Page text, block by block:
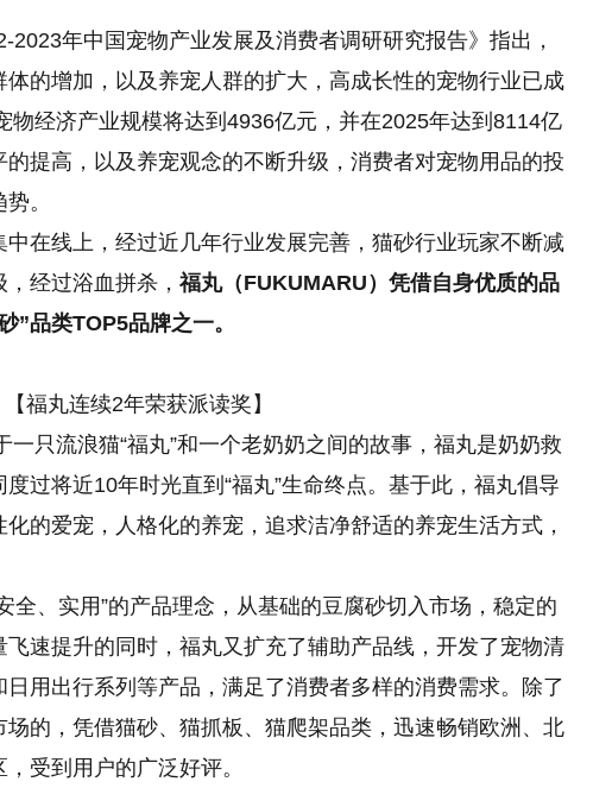
2023年中国宠物产业发展及消费者调研研究报告》指出，
的增加，以及养宠人群的扩大，高成长性的宠物行业已成
物经济产业规模将达到4936亿元，并在2025年达到8114亿
提高，以及养宠观念的不断升级，消费者对宠物用品的投
。
在线上，经过近几年行业发展完善，猫砂行业玩家不断减
经过浴血拼杀， 福丸（FUKUMARU）凭借自身优质的品
”品类TOP5品牌之一。
【福丸连续2年荣获派读奖】
只流浪猫“福丸”和一个老奶奶之间的故事，福丸是奶奶救
过将近10年时光直到“福丸”生命终点。基于此，福丸倡导
的爱宠，人格化的养宠，追求洁净舒适的养宠生活方式，
全、实用”的产品理念，从基础的豆腐砂切入市场，稳定的
速提升的同时，福丸又扩充了辅助产品线，开发了宠物清
用出行系列等产品，满足了消费者多样的消费需求。除了
的，凭借猫砂、猫抓板、猫爬架品类，迅速畅销欧洲、北
受到用户的广泛好评。